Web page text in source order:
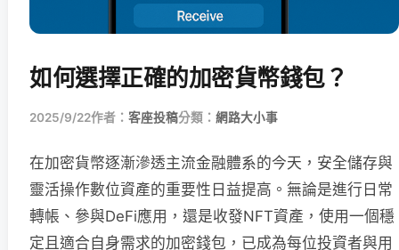
如何選擇正確的加密貨幣錢包？
2025/9/22作者： 客座投稿分類： 網路大小事
在加密貨幣逐漸滲透主流金融體系的今天，安全儲存與
靈活操作數位資產的重要性日益提高。無論是進行日常
轉帳、參與DeFi應用，還是收發NFT資產，使用一個穩
定且適合自身需求的加密錢包，已成為每位投資者與用